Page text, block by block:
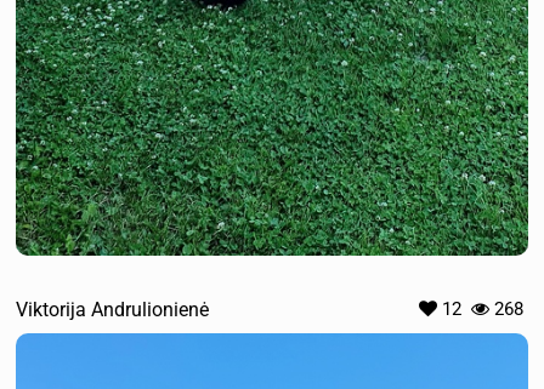
Viktorija Andrulionienė 12 268